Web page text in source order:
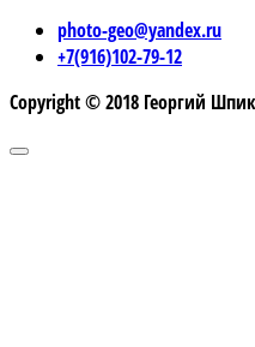
photo-geo@yandex.ru
+7(916)102-79-12
Copyright © 2018 Георгий